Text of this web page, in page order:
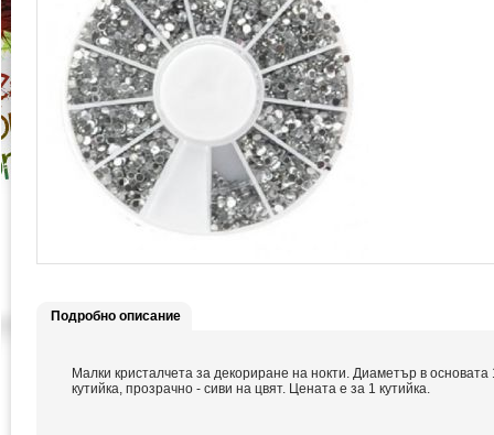
Подробно описание
Малки кристалчета за декориране на нокти. Диаметър в
кутийка, прозрачно - сиви на цвят. Цената е за 1 кутийка.